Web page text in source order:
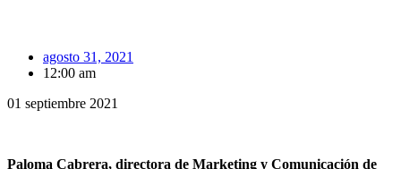
agosto 31, 2021
12:00 am
01 septiembre 2021
Paloma Cabrera, directora de Marketing y Comunicación de